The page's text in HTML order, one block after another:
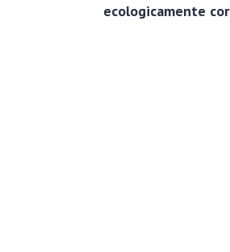
ecologicamente